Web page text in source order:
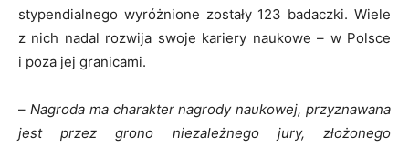
stypendialnego wyróżnione zostały 123 badaczki. Wiele
z nich nadal rozwija swoje kariery naukowe – w Polsce
i poza jej granicami.
– Nagroda ma charakter nagrody naukowej, przyznawana
jest przez grono niezależnego jury, złożonego